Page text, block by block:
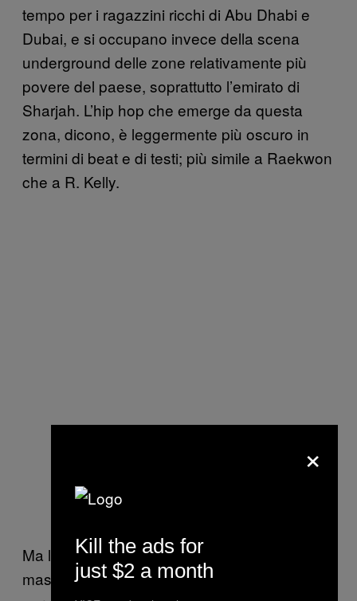
tempo per i ragazzini ricchi di Abu Dhabi e
Dubai, e si occupano invece della scena
underground delle zone relativamente più
povere del paese, soprattutto l’emirato di
Sharjah. L’hip hop che emerge da questa
zona, dicono, è leggermente più oscuro in
termini di beat e di testi; più simile a Raekwon
che a R. Kelly.
Ma la musica è difficile da trovare. Al
massimo ci sono solo un paio di video,
×
Kill the ads for
just $2 a month